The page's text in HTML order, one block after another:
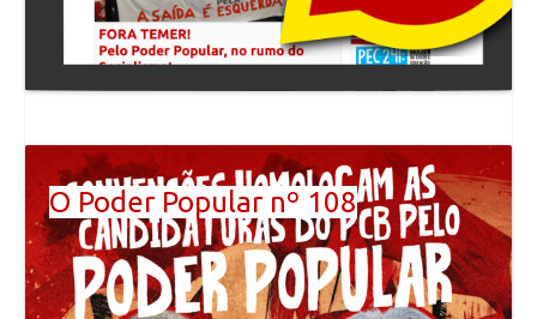
O Poder Popular nº 108